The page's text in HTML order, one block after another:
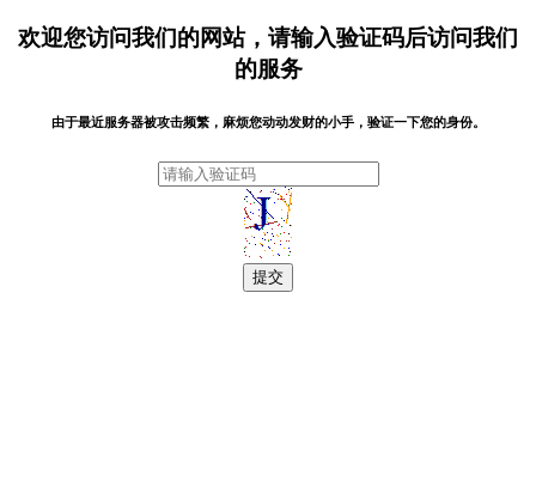
欢迎您访问我们的网站，请输入验证码后访问我们
的服务
由于最近服务器被攻击频繁，麻烦您动动发财的小手，验证一下您的身份。
提交